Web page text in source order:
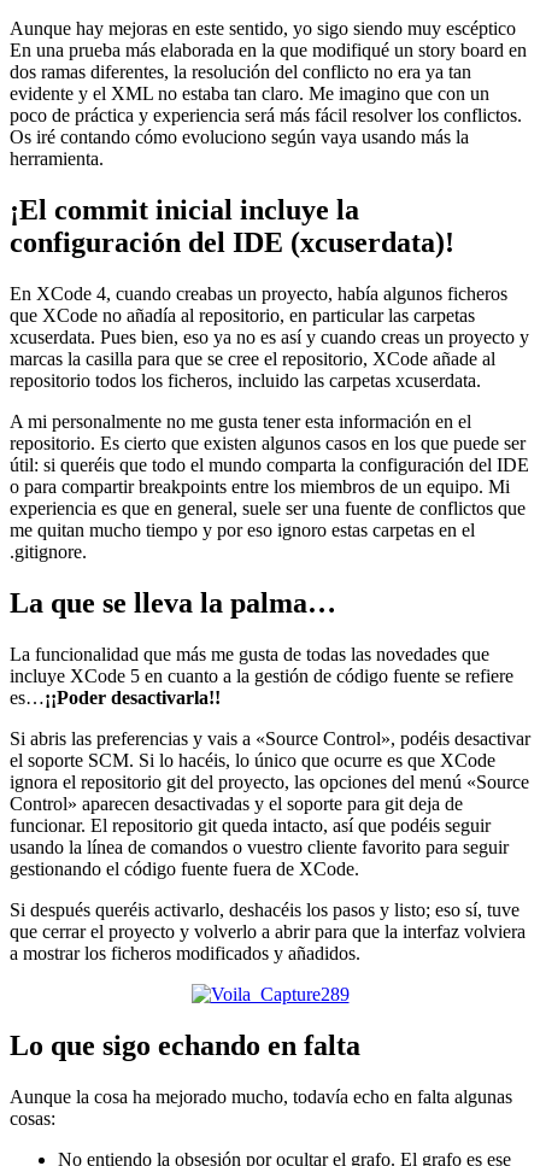
Aunque hay mejoras en este sentido, yo sigo siendo muy escéptico
En una prueba más elaborada en la que modifiqué un story board en
dos ramas diferentes, la resolución del conflicto no era ya tan
evidente y el XML no estaba tan claro. Me imagino que con un
poco de práctica y experiencia será más fácil resolver los conflictos.
Os iré contando cómo evoluciono según vaya usando más la
herramienta.
¡El commit inicial incluye la
configuración del IDE (xcuserdata)!
En XCode 4, cuando creabas un proyecto, había algunos ficheros
que XCode no añadía al repositorio, en particular las carpetas
xcuserdata. Pues bien, eso ya no es así y cuando creas un proyecto y
marcas la casilla para que se cree el repositorio, XCode añade al
repositorio todos los ficheros, incluido las carpetas xcuserdata.
A mi personalmente no me gusta tener esta información en el
repositorio. Es cierto que existen algunos casos en los que puede ser
útil: si queréis que todo el mundo comparta la configuración del IDE
o para compartir breakpoints entre los miembros de un equipo. Mi
experiencia es que en general, suele ser una fuente de conflictos que
me quitan mucho tiempo y por eso ignoro estas carpetas en el
.gitignore.
La que se lleva la palma…
La funcionalidad que más me gusta de todas las novedades que
incluye XCode 5 en cuanto a la gestión de código fuente se refiere
es…¡¡Poder desactivarla!!
Si abris las preferencias y vais a «Source Control», podéis desactivar
el soporte SCM. Si lo hacéis, lo único que ocurre es que XCode
ignora el repositorio git del proyecto, las opciones del menú «Source
Control» aparecen desactivadas y el soporte para git deja de
funcionar. El repositorio git queda intacto, así que podéis seguir
usando la línea de comandos o vuestro cliente favorito para seguir
gestionando el código fuente fuera de XCode.
Si después queréis activarlo, deshacéis los pasos y listo; eso sí, tuve
que cerrar el proyecto y volverlo a abrir para que la interfaz volviera
a mostrar los ficheros modificados y añadidos.
Lo que sigo echando en falta
Aunque la cosa ha mejorado mucho, todavía echo en falta algunas
cosas:
No entiendo la obsesión por ocultar el grafo. El grafo es ese